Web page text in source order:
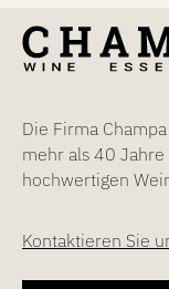
Die Firma
mehr als 40
hochwertigen
Kontaktieren Sie